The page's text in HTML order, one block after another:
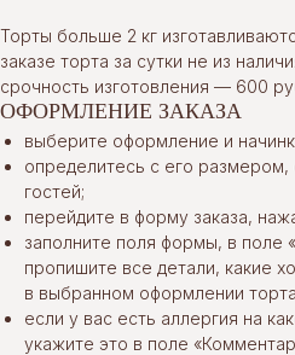
Торты больше 2 кг
заказе торта за сутки не из
срочность изготовления — 600
ОФОРМЛЕНИЕ ЗАКАЗА
выберите оформление и
определитесь с его размером,
гостей;
перейдите в форму заказа,
заполните поля формы, в поле
пропишите все детали, какие
в выбранном оформлении
если у вас есть аллергия на
укажите это в поле